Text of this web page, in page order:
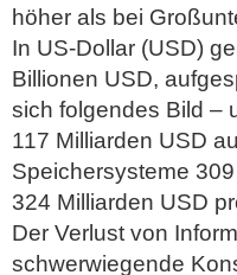
höher als bei
In US-Dollar (USD)
Billionen USD,
sich folgendes Bild –
117 Milliarden USD
Speichersysteme
324 Milliarden USD
Der Verlust von
schwerwiegende